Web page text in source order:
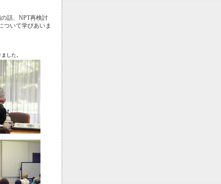
話、NPT再検討
ついて学びあいま
した。